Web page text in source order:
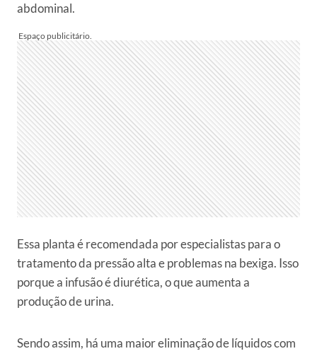
abdominal.
Essa planta é recomendada por especialistas para o
tratamento da pressão alta e problemas na bexiga. Isso
porque a infusão é diurética, o que aumenta a
produção de urina.
Sendo assim, há uma maior eliminação de líquidos com